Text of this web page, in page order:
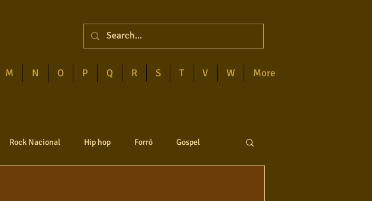
M N O P Q R S T V W More
Rock Nacional Hip hop Forró Gospel